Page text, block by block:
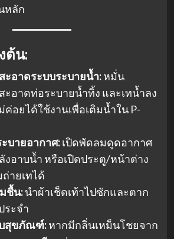
หลัก
ต้น:
ะอาดระบบระบายน้ำ:หมั่น
ะอาดท่อระบายน้ำทิ้ง และเทน้ำลง
อยได้ใช้งานเพื่อเติมน้ำใน P-
บายอากาศ:เปิดพัดลมดูดอากาศ
งอาบน้ำ หรือเปิดประตู/หน้าต่าง
ายเทได้
ชื้น:นำผ้าเช็ดเท้าไปซักและตาก
ระจำ
สุขภัณฑ์:หากมีกลิ่นเหม็นโชยจาก